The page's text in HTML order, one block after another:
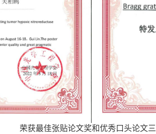
荣获最佳张贴论文奖和优秀口头论文